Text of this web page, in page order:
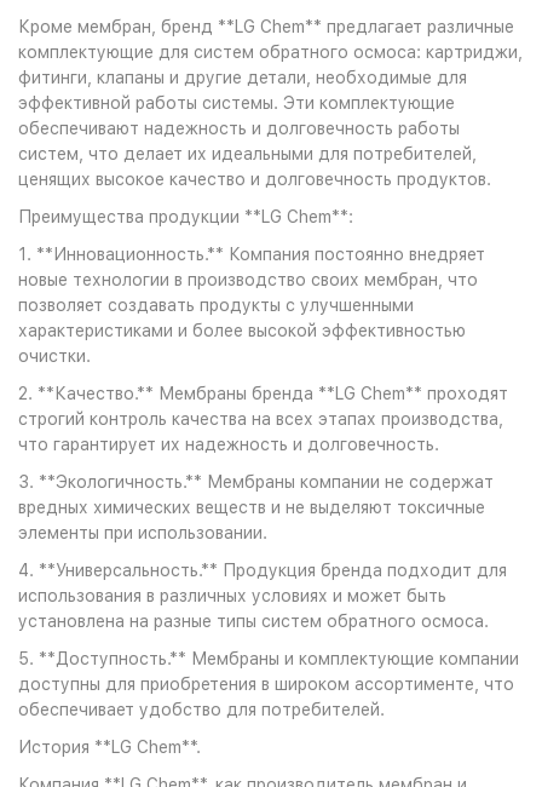
Кроме мембран, бренд **LG Chem** предлагает различные
комплектующие для систем обратного осмоса: картриджи,
фитинги, клапаны и другие детали, необходимые для
эффективной работы системы. Эти комплектующие
обеспечивают надежность и долговечность работы
систем, что делает их идеальными для потребителей,
ценящих высокое качество и долговечность продуктов.
Преимущества продукции **LG Chem**:
1. **Инновационность.** Компания постоянно внедряет
новые технологии в производство своих мембран, что
позволяет создавать продукты с улучшенными
характеристиками и более высокой эффективностью
очистки.
2. **Качество.** Мембраны бренда **LG Chem** проходят
строгий контроль качества на всех этапах производства,
что гарантирует их надежность и долговечность.
3. **Экологичность.** Мембраны компании не содержат
вредных химических веществ и не выделяют токсичные
элементы при использовании.
4. **Универсальность.** Продукция бренда подходит для
использования в различных условиях и может быть
установлена на разные типы систем обратного осмоса.
5. **Доступность.** Мембраны и комплектующие компании
доступны для приобретения в широком ассортименте, что
обеспечивает удобство для потребителей.
История **LG Chem**.